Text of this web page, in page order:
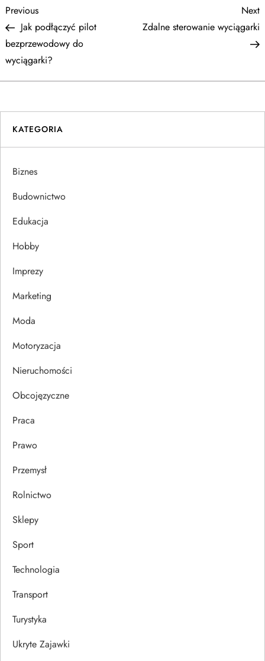
N
a
w
g
a
c
a
w
p
s
u
Previous
Post
Previous
Jak podłączyć pilot
bezprzewodowy do
wyciągarki?
Next
Zdalne sterowanie wyciągarki
KATEGORIA
Biznes
Budownictwo
Edukacja
Hobby
Imprezy
Marketing
Moda
Motoryzacja
Nieruchomości
Obcojęzyczne
Praca
Prawo
Przemysł
Rolnictwo
Sklepy
Sport
Technologia
Transport
Turystyka
Ukryte Zajawki